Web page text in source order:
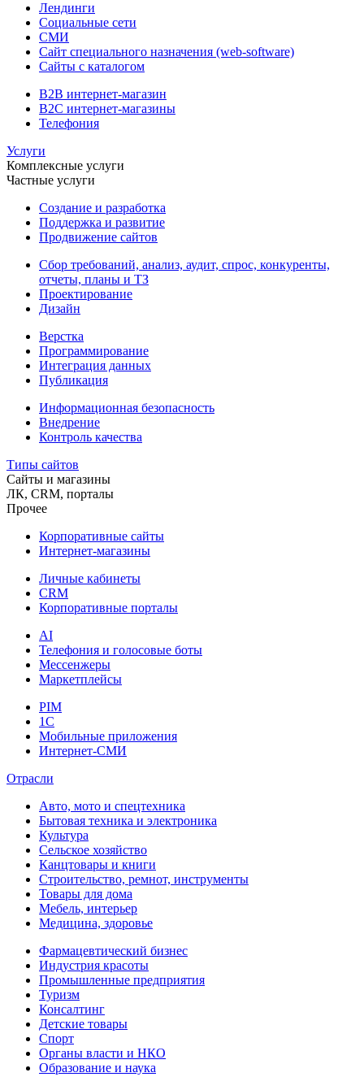
Лендинги
Социальные сети
СМИ
Сайт специального назначения (web-software)
Сайты с каталогом
B2B интернет-магазин
B2C интернет-магазины
Телефония
Услуги
Комплексные услуги
Частные услуги
Создание и разработка
Поддержка и развитие
Продвижение сайтов
Сбор требований, анализ, аудит, спрос, конкуренты,
отчеты, планы и ТЗ
Проектирование
Дизайн
Верстка
Программирование
Интеграция данных
Публикация
Информационная безопасность
Внедрение
Контроль качества
Типы сайтов
Сайты и магазины
ЛК, CRM, порталы
Прочее
Корпоративные сайты
Интернет-магазины
Личные кабинеты
CRM
Корпоративные порталы
AI
Телефония и голосовые боты
Мессенжеры
Маркетплейсы
PIM
1C
Мобильные приложения
Интернет-СМИ
Отрасли
Авто, мото и спецтехника
Бытовая техника и электроника
Культура
Сельское хозяйство
Канцтовары и книги
Строительство, ремнот, инструменты
Товары для дома
Мебель, интерьер
Медицина, здоровье
Фармацевтический бизнес
Индустрия красоты
Промышленные предприятия
Туризм
Консалтинг
Детские товары
Спорт
Органы власти и НКО
Образование и наука